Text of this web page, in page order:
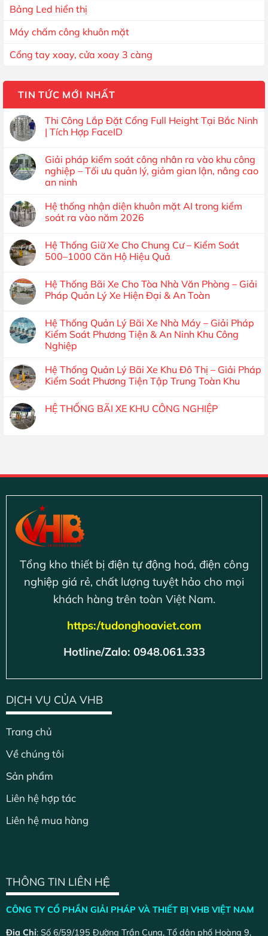
Bảng Led hiển thị
Máy chấm công khuôn mặt
Cổng tay xoay, cửa xoay 3 càng
TIN TỨC MỚI NHẤT
Thi Công Lắp Đặt Cổng Full Height Tại Bắc Ninh
| Tích Hợp FaceID
Giải pháp kiểm soát công nhân ra vào khu công
nghiệp – Tối ưu quản lý, giảm gian lận, nâng cao
an ninh
Hệ thống nhận diện khuôn mặt AI trong kiểm
soát ra vào năm 2026
Hệ Thống Giữ Xe Cho Chung Cư – Kiểm Soát
500–1000 Căn Hộ Hiệu Quả
Hệ Thống Bãi Xe Cho Tòa Nhà Văn Phòng – Giải
Pháp Quản Lý Xe Hiện Đại & An Toàn
Hệ Thống Quản Lý Bãi Xe Nhà Máy – Giải Pháp
Kiểm Soát Phương Tiện & An Ninh Khu Công
Nghiệp
Hệ Thống Quản Lý Bãi Xe Khu Đô Thị – Giải Pháp
Kiểm Soát Phương Tiện Tập Trung Toàn Khu
HỆ THỐNG BÃI XE KHU CÔNG NGHIỆP
Tổng kho thiết bị điện tự động hoá, điện công
nghiệp giá rẻ, chất lượng tuyệt hảo cho mọi
khách hàng trên toàn Việt Nam.
https:/tudonghoaviet.com
Hotline/Zalo: 0948.061.333
DỊCH VỤ CỦA VHB
Trang chủ
Về chúng tôi
Sản phẩm
Liên hệ hợp tác
Liên hệ mua hàng
THÔNG TIN LIÊN HỆ
CÔNG TY CỔ PHẦN GIẢI PHÁP VÀ THIẾT BỊ VHB VIỆT NAM
Địa Chỉ: Số 6/59/195 Đường Trần Cung, Tổ dân phố Hoàng 9,